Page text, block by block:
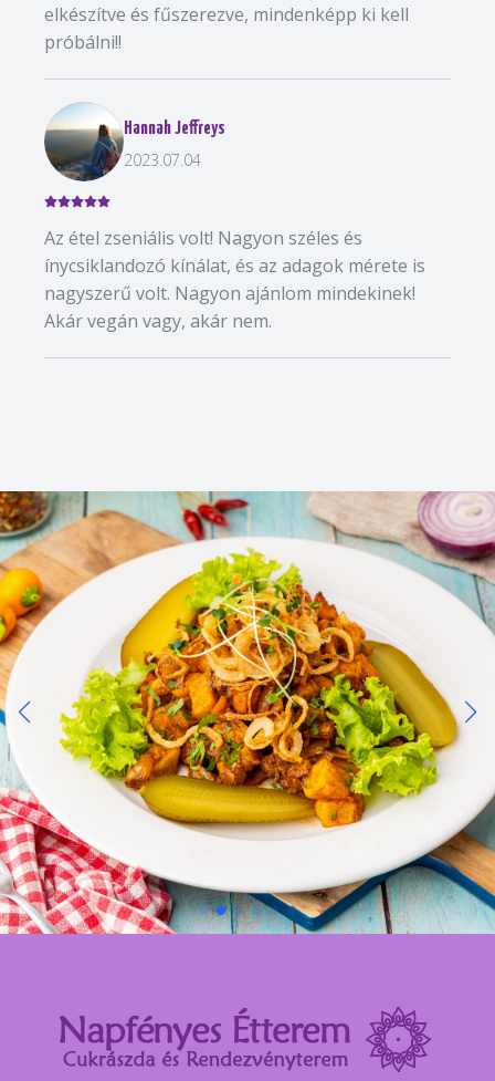
elkészítve és fűszerezve, mindenképp ki kell
próbálni!!
Hannah Jeffreys
2023.07.04
Az étel zseniális volt! Nagyon széles és
ínycsiklandozó kínálat, és az adagok mérete is
nagyszerű volt. Nagyon ajánlom mindekinek!
Akár vegán vagy, akár nem.